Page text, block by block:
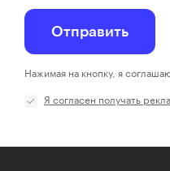
Отправить
Нажимая на кнопку, я
Я согласен получать